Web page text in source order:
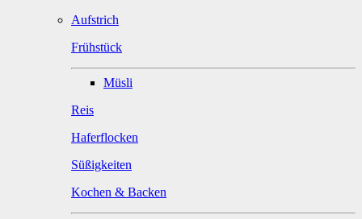
Aufstrich
Frühstück
Müsli
Reis
Haferflocken
Süßigkeiten
Kochen & Backen